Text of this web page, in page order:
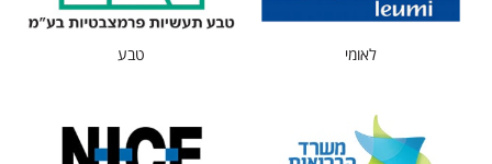
לאומי טבע